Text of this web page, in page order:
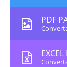
PDF